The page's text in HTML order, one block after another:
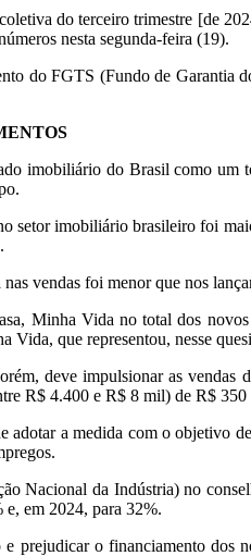
do terceiro trimestre [de
nesta segunda-feira (19).
do FGTS (Fundo de Garantia
imobiliário do Brasil como
setor imobiliário brasileiro foi
vendas foi menor que nos
Minha Vida no total dos
que representou, nesse
deve impulsionar as
R$ 4.400 e R$ 8 mil) de R$
a medida com o objetivo
Nacional da Indústria) no
em 2024, para 32%.
prejudicar o financiamento